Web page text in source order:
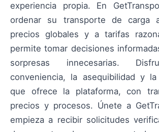
experiencia propia. En
ordenar su transporte de carga
precios globales y a tarifas
permite tomar decisiones
sorpresas innecesarias.
conveniencia, la asequibilidad y
que ofrece la plataforma, con
precios y procesos. Únete a
empieza a recibir solicitudes